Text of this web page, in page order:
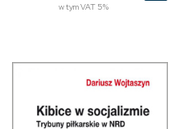
w tym VAT 5%